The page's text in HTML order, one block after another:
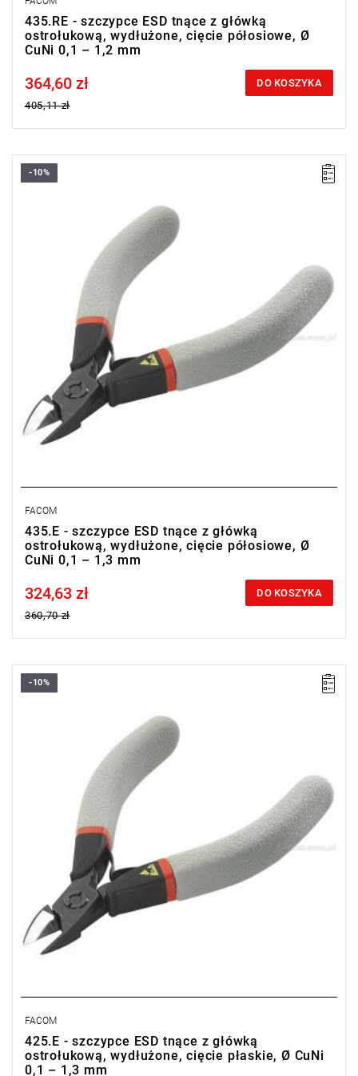
435.RE - szczypce ESD tnące z główką
ostrołukową, wydłużone, cięcie półosiowe, Ø
CuNi 0,1 – 1,2 mm
Price tax included
364,60 zł
405,11 zł
DO KOSZYKA
Ø Fe 30 HRc: 0,7 mm
(Bezpłatna wymiana produktu bez ograniczenia
-10%
FACOM
435.E - szczypce ESD tnące z główką
ostrołukową, wydłużone, cięcie półosiowe, Ø
CuNi 0,1 – 1,3 mm
Price tax included
324,63 zł
360,70 zł
DO KOSZYKA
Ø CuNi: 0,1 - 1,3 mm
(Bezpłatna wymiana produktu bez ograniczenia
-10%
FACOM
425.E - szczypce ESD tnące z główką
ostrołukową, wydłużone, cięcie płaskie, Ø CuNi
0,1 – 1,3 mm